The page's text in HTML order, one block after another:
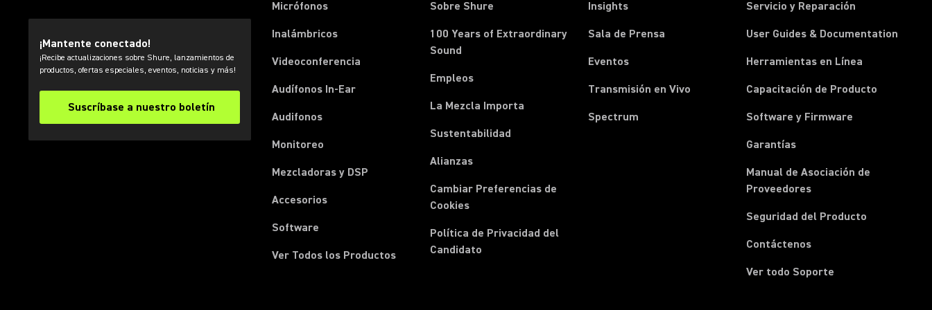
¡Mantente conectado!
¡Recibe actualizaciones sobre Shure, lanzamientos de
productos, ofertas especiales, eventos, noticias y más!
Suscríbase a nuestro boletín
Micrófonos
Inalámbricos
Videoconferencia
Audífonos In-Ear
Audifonos
Monitoreo
Mezcladoras y DSP
Accesorios
Software
Ver Todos los Productos
Sobre Shure
100 Years of Extraordinary
Sound
Empleos
La Mezcla Importa
Sustentabilidad
Alianzas
Cambiar Preferencias de
Cookies
Política de Privacidad del
Candidato
Insights
Sala de Prensa
Eventos
Transmisión en Vivo
Spectrum
Servicio y Reparación
User Guides & Documentation
Herramientas en Línea
Capacitación de Producto
Software y Firmware
Garantías
Manual de Asociación de
Proveedores(Opens in a new tab)
Seguridad del Producto
Contáctenos(Opens in a new tab)
Ver todo Soporte